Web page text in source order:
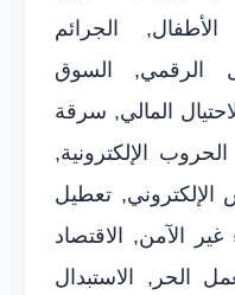
الجرائم
الرقمي, السوق
المالي, سرقة
الإلكترونية,
تعطيل
غير الآمن, الاقتصاد
الحر, الاستبدال